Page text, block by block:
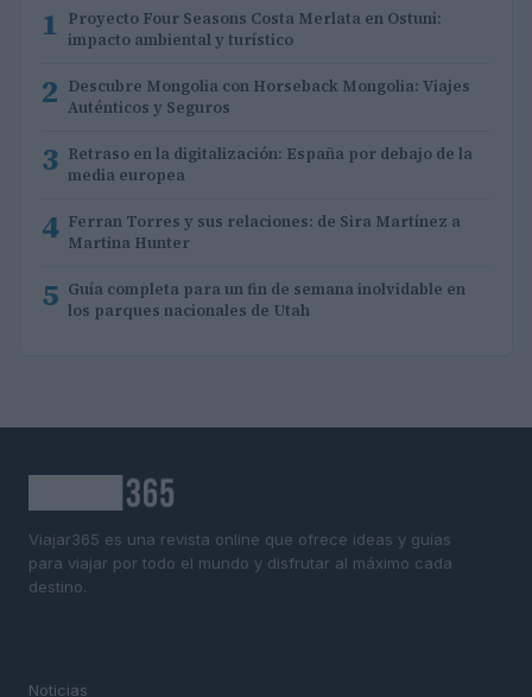
1 Proyecto Four Seasons Costa Merlata en Ostuni:
impacto ambiental y turístico
2 Descubre Mongolia con Horseback Mongolia: Viajes
Auténticos y Seguros
3 Retraso en la digitalización: España por debajo de la
media europea
4 Ferran Torres y sus relaciones: de Sira Martínez a
Martina Hunter
5 Guía completa para un fin de semana inolvidable en
los parques nacionales de Utah
Viajar365 es una revista online que ofrece ideas y guías
para viajar por todo el mundo y disfrutar al máximo cada
destino.
Noticias